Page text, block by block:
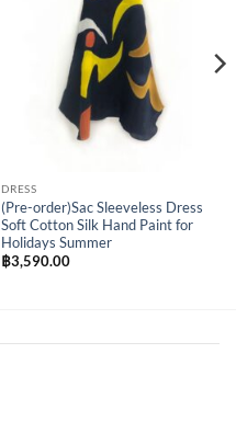
DRESS
(Pre-order)Sac Sleeveless Dress
Soft Cotton Silk Hand Paint for
Holidays Summer
฿3,590.00